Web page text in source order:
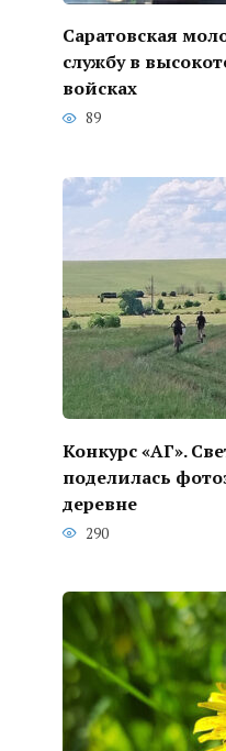
Саратовская
службу в
войсках
89
Конкурс «АГ».
поделилась
деревне
290